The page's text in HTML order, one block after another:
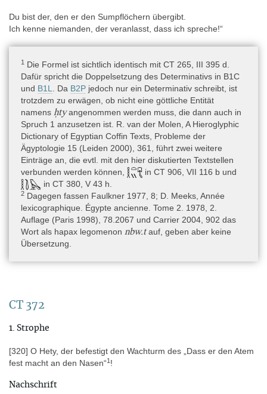
Laut Willems war Djehutihotep unter Sesostris II. und III. im Amt,
weshalb Sepi kaum später als Sesostris III. datiert werden kann
(Willems 1988, 77). Willems ordnet alle Särge aus den fünf
II.–III. (ca. 1845–1819 v. Chr.) (Willems 1988, 77).
Textsorte
Rezitation(en) » Beschwörung(en)
Inhalt
Die uns hier interessierenden Schlangenbeschwörungssprüche
378–379 (Kol. 233–237) und 381–382 (Kol. 239–240) befinden
sich auf der Innenseite der Rückwand des Sarges (Kol. 65–274)
im Bereich der Unterschenkel (falls die Texte am Kopfende
anfangen). Die Sprüche 369–370 (Kol. 316–317) und 372 (Kol.
320–321) auf der Innenseite der Vorderwand (Kol. 275–375) sind
etwa im Bereich der Körpermitte verortet (die Vorderwand fängt
mit einer Scheintürdekoration und einer Opferliste an) (Lesko
Spruch 372: Kol. 320–321 (CT V, 34)
Spruch 379: Kol. 236–237 (CT V, 42–43)
Spruch 382: Kol. 240 (CT V, 44)
Material
Du bist der, den er den Sumpflöchern übergibt.
Ich kenne niemanden, der veranlasst, dass ich spreche!“
1 Die Formel ist sichtlich identisch mit CT 265, III 395 d.
Dafür spricht die Doppelsetzung des Determinativs in B1C
und B1L . Da B2P jedoch nur ein Determinativ schreibt, ist
trotzdem zu erwägen, ob nicht eine göttliche Entität
namens ḥtyangenommen werden muss, die dann auch in
Spruch 1 anzusetzen ist. R. van der Molen, A Hieroglyphic
Dictionary of Egyptian Coffin Texts, Probleme der
Ägyptologie 15 (Leiden 2000), 361, führt zwei weitere
Einträge an, die evtl. mit den hier diskutierten Textstellen
verbunden werden können,
in CT 906, VII 116 b und
in CT 380, V 43 h.
2 Dagegen fassen Faulkner 1977, 8; D. Meeks, Année
lexicographique. Égypte ancienne. Tome 2. 1978, 2.
Auflage (Paris 1998), 78.2067 und Carrier 2004, 902 das
Wort als hapax legomenon nbw.tauf, geben aber keine
Übersetzung.
CT 372
1. Strophe
[320] O Hety, der befestigt den Wachturm des „Dass er den Atem
fest macht an den Nasen“1 !
Nachschrift